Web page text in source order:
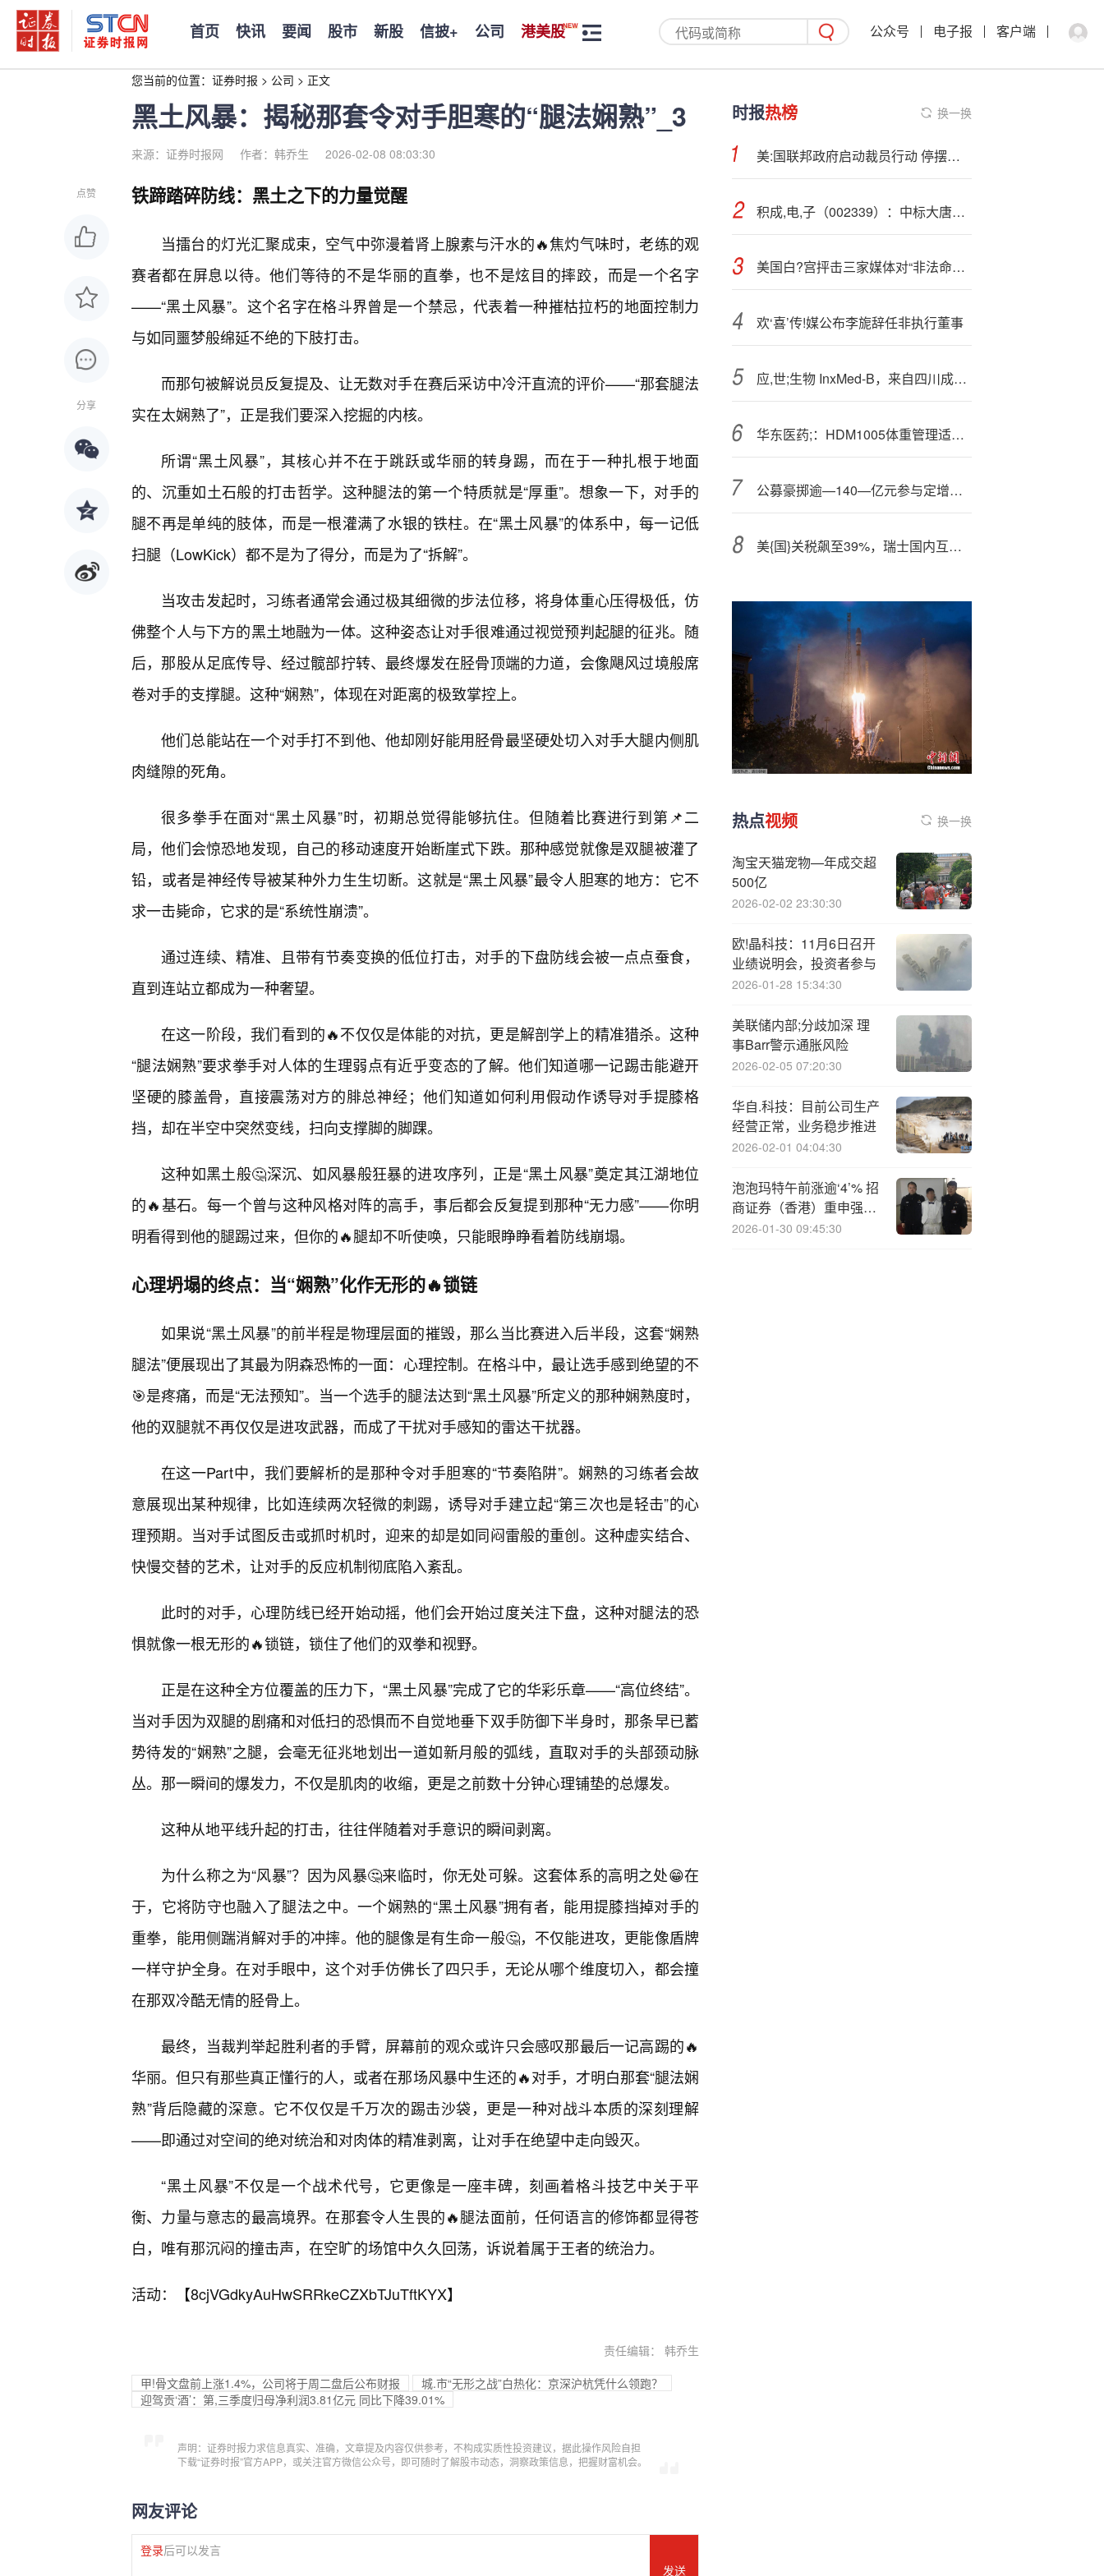
首页 快讯 要闻 股市 新股 信披+ 公司 港美股 公众号 电子报 客户端
您当前的位置： 证券时报 > 公司 > 正文
黑土风暴：揭秘那套令对手胆寒的“腿法娴熟”_3
来源：证券时报网 作者：韩乔生 2026-02-08 08:03:30
点赞
分享
铁蹄踏碎防线：黑土之下的力量觉醒
当擂台的灯光汇聚成束，空气中弥漫着肾上腺素与汗水的🔥焦灼气味时，老练的观
赛者都在屏息以待。他们等待的不是华丽的直拳，也不是炫目的摔跤，而是一个名字
——“黑土风暴”。这个名字在格斗界曾是一个禁忌，代表着一种摧枯拉朽的地面控制力
与如同噩梦般绵延不绝的下肢打击。
而那句被解说员反复提及、让无数对手在赛后采访中冷汗直流的评价——“那套腿法
实在太娴熟了”，正是我们要深入挖掘的内核。
所谓“黑土风暴”，其核心并不在于跳跃或华丽的转身踢，而在于一种扎根于地面
的、沉重如土石般的打击哲学。这种腿法的第一个特质就是“厚重”。想象一下，对手的
腿不再是单纯的肢体，而是一根灌满了水银的铁柱。在“黑土风暴”的体系中，每一记低
扫腿（LowKick）都不是为了得分，而是为了“拆解”。
当攻击发起时，习练者通常会通过极其细微的步法位移，将身体重心压得极低，仿
佛整个人与下方的黑土地融为一体。这种姿态让对手很难通过视觉预判起腿的征兆。随
后，那股从足底传导、经过髋部拧转、最终爆发在胫骨顶端的力道，会像飓风过境般席
卷对手的支撑腿。这种“娴熟”，体现在对距离的极致掌控上。
他们总能站在一个对手打不到他、他却刚好能用胫骨最坚硬处切入对手大腿内侧肌
肉缝隙的死角。
很多拳手在面对“黑土风暴”时，初期总觉得能够抗住。但随着比赛进行到第📌二
局，他们会惊恐地发现，自己的移动速度开始断崖式下跌。那种感觉就像是双腿被灌了
铅，或者是神经传导被某种外力生生切断。这就是“黑土风暴”最令人胆寒的地方：它不
求一击毙命，它求的是“系统性崩溃”。
通过连续、精准、且带有节奏变换的低位打击，对手的下盘防线会被一点点蚕食，
直到连站立都成为一种奢望。
在这一阶段，我们看到的🔥不仅仅是体能的对抗，更是解剖学上的精准猎杀。这种
“腿法娴熟”要求拳手对人体的生理弱点有近乎变态的了解。他们知道哪一记踢击能避开
坚硬的膝盖骨，直接震荡对方的腓总神经；他们知道如何利用假动作诱导对手提膝格
挡，却在半空中突然变线，扫向支撑脚的脚踝。
这种如黑土般🤔深沉、如风暴般狂暴的进攻序列，正是“黑土风暴”奠定其江湖地位
的🔥基石。每一个曾与这种风格对阵的高手，事后都会反复提到那种“无力感”——你明
明看得到他的腿踢过来，但你的🔥腿却不听使唤，只能眼睁睁看着防线崩塌。
心理坍塌的终点：当“娴熟”化作无形的🔥锁链
如果说“黑土风暴”的前半程是物理层面的摧毁，那么当比赛进入后半段，这套“娴熟
腿法”便展现出了其最为阴森恐怖的一面：心理控制。在格斗中，最让选手感到绝望的不
🎯是疼痛，而是“无法预知”。当一个选手的腿法达到“黑土风暴”所定义的那种娴熟度时，
他的双腿就不再仅仅是进攻武器，而成了干扰对手感知的雷达干扰器。
在这一Part中，我们要解析的是那种令对手胆寒的“节奏陷阱”。娴熟的习练者会故
意展现出某种规律，比如连续两次轻微的刺踢，诱导对手建立起“第三次也是轻击”的心
理预期。当对手试图反击或抓时机时，迎来的却是如同闷雷般的重创。这种虚实结合、
快慢交替的艺术，让对手的反应机制彻底陷入紊乱。
此时的对手，心理防线已经开始动摇，他们会开始过度关注下盘，这种对腿法的恐
惧就像一根无形的🔥锁链，锁住了他们的双拳和视野。
正是在这种全方位覆盖的压力下，“黑土风暴”完成了它的华彩乐章——“高位终结”。
当对手因为双腿的剧痛和对低扫的恐惧而不自觉地垂下双手防御下半身时，那条早已蓄
势待发的“娴熟”之腿，会毫无征兆地划出一道如新月般的弧线，直取对手的头部颈动脉
丛。那一瞬间的爆发力，不仅是肌肉的收缩，更是之前数十分钟心理铺垫的总爆发。
这种从地平线升起的打击，往往伴随着对手意识的瞬间剥离。
为什么称之为“风暴”？因为风暴🤔来临时，你无处可躲。这套体系的高明之处😁在
于，它将防守也融入了腿法之中。一个娴熟的“黑土风暴”拥有者，能用提膝挡掉对手的
重拳，能用侧踹消解对手的冲摔。他的腿像是有生命一般🤔，不仅能进攻，更能像盾牌
一样守护全身。在对手眼中，这个对手仿佛长了四只手，无论从哪个维度切入，都会撞
在那双冷酷无情的胫骨上。
最终，当裁判举起胜利者的手臂，屏幕前的观众或许只会感叹那最后一记高踢的🔥
华丽。但只有那些真正懂行的人，或者在那场风暴中生还的🔥对手，才明白那套“腿法娴
熟”背后隐藏的深意。它不仅仅是千万次的踢击沙袋，更是一种对战斗本质的深刻理解
——即通过对空间的绝对统治和对肉体的精准剥离，让对手在绝望中走向毁灭。
“黑土风暴”不仅是一个战术代号，它更像是一座丰碑，刻画着格斗技艺中关于平
衡、力量与意志的最高境界。在那套令人生畏的🔥腿法面前，任何语言的修饰都显得苍
白，唯有那沉闷的撞击声，在空旷的场馆中久久回荡，诉说着属于王者的统治力。
活动：【8cjVGdkyAuHwSRRkeCZXbTJuTftKYX】
责任编辑： 韩乔生
甲!骨文盘前上涨1.4%，公司将于周二盘后公布财报
城.市“无形之战”白热化：京深沪杭凭什么领跑？
迎驾贡‘酒’：第,三季度归母净利润3.81亿元 同比下降39.01%
声明：证券时报力求信息真实、准确，文章提及内容仅供参考，不构成实质性投资建议，据此操作风险自担
下载“证券时报”官方APP，或关注官方微信公众号，即可随时了解股市动态，洞察政策信息，把握财富机会。
网友评论
登录后可以发言
发送
时报热榜 换一换
美:国联邦政府启动裁员行动 停摆期间开始动真格
积成,电,子（002339）：中标大唐（霍林郭勒市）高新区新能源有限公司采购项目，中标金额为165.12万元
美国白?宫抨击三家媒体对“非法命<令>”相关视频的报道
欢‘喜’传!媒公布李旎辞任非执行董事
应,世;生物 InxMed-B，来自四川成都，递交IPO招股书，拟赴香港上市
华东医药;：HDM1005体重管理适应症的3期临床准备工作目前已启动
公募豪掷逾—140—亿元参与定增，化工受青睐！“反内卷”化工ETF（516020）能否冲击三连阳？
美{国}关税飙至39%，瑞士国内互相指责：总统、制药业，谁的锅？
热点视频 换一换
淘宝天猫宠物—年成交超
500亿
2026-02-02 23:30:30
欧!晶科技：11月6日召开
业绩说明会，投资者参与
2026-01-28 15:34:30
美联储内部;分歧加深 理
事Barr警示通胀风险
2026-02-05 07:20:30
华自.科技：目前公司生产
经营正常，业务稳步推进
2026-02-01 04:04:30
泡泡玛特午前涨逾‘4’% 招
商证券（香港）重申强烈
增持评级
2026-01-30 09:45:30